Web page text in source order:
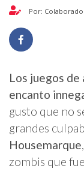
Por:
Los juegos de
encanto
gusto que no
grandes
Housemarque
zombis que